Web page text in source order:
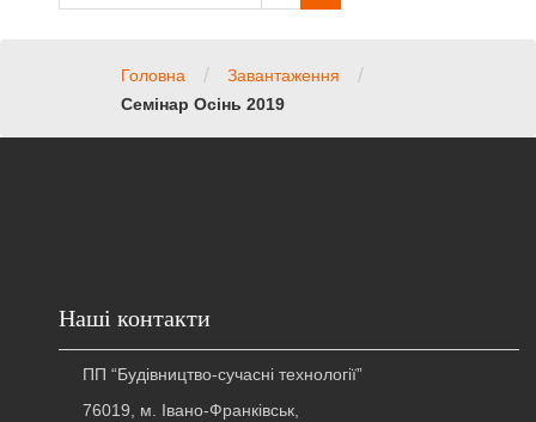
Головна / Завантаження /
Семінар Осінь 2019
Наші контакти
ПП “Будівництво-сучасні технології”
76019, м. Івано-Франківськ,